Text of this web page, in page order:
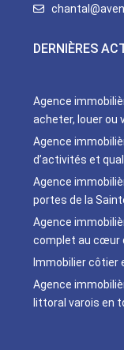
DERNIÈRES
Agence
acheter, louer ou
Agence
d’activités et
Agence
portes de la
Agence
complet au cœur
Immobilier côtier
Agence
littoral varois en